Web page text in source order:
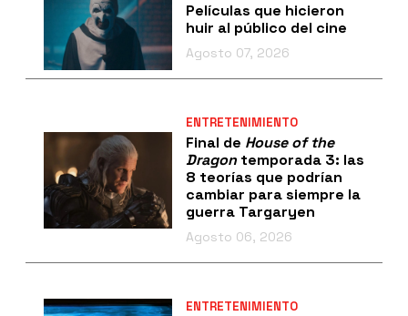
Películas que hicieron
huir al público del cine
Agosto 07, 2026
ENTRETENIMIENTO
Final de House of the
Dragontemporada 3: las
8 teorías que podrían
cambiar para siempre la
guerra Targaryen
Agosto 06, 2026
ENTRETENIMIENTO